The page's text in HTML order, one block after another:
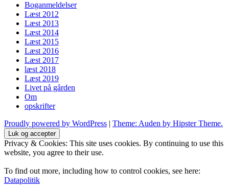
Boganmeldelser
Læst 2012
Læst 2013
Læst 2014
Læst 2015
Læst 2016
Læst 2017
læst 2018
Læst 2019
Livet på gården
Om
opskrifter
Proudly powered by WordPress | Theme: Auden by Hipster Theme.
Privacy & Cookies: This site uses cookies. By continuing to use this
website, you agree to their use.
To find out more, including how to control cookies, see here:
Datapolitik